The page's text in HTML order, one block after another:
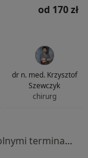
od 170 zł
dr n. med. Krzysztof
Szewczyk
chirurg
Brak dostępnych specjalistów z wolnymi terminami w tym centrum medycznym.